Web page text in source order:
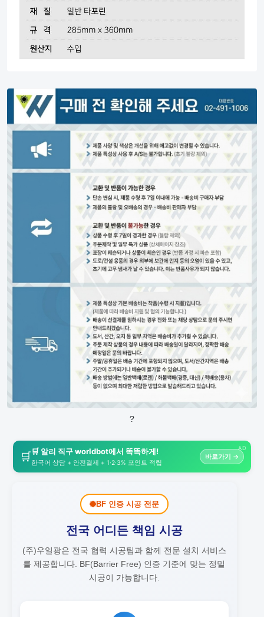
?
AD
🛒🛒 알리 직구 worldbot에서 똑똑하게!
한국어 상담 + 안전결제 + 1·2·3% 포인트 적립
바로가기 →
BF 인증 시공 전문
전국 어디든 책임 시공
(주)우일광은 전국 협력 시공팀과 함께 전문 설치 서비스
를 제공합니다. BF(Barrier Free) 인증 기준에 맞는 정밀
시공이 가능합니다.